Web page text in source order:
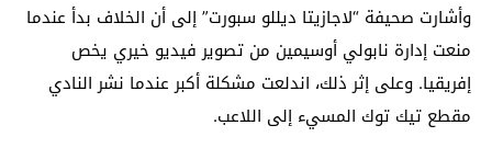
وأشارت صحيفة “لاجازيتا ديللو سبورت” إلى أن الخلاف بدأ عندما
منعت إدارة نابولي أوسيمين من تصوير فيديو خيري يخص
إفريقيا. وعلى إثر ذلك، اندلعت مشكلة أكبر عندما نشر النادي
مقطع تيك توك المسيء إلى اللاعب.